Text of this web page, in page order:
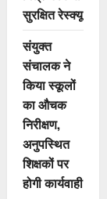
सुरक्षित रेस्क्यू
संयुक्त
संचालक ने
किया स्कूलों
का औचक
निरीक्षण,
अनुपस्थित
शिक्षकों पर
होगी कार्यवाही